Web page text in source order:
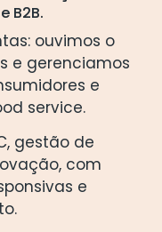
B2B.
ouvimos o
e gerenciamos
e
service.
gestão de
com
e